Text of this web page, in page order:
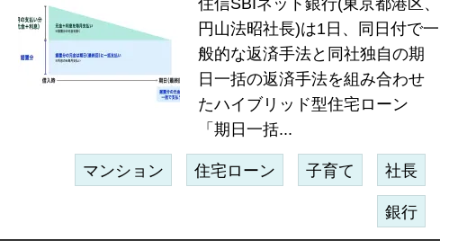
住信SBIネット銀行(東京都港区、
円山法昭社長)は1日、同日付で一
般的な返済手法と同社独自の期
日一括の返済手法を組み合わせ
たハイブリッド型住宅ローン
「期日一括...
マンション 住宅ローン 子育て 社長
銀行